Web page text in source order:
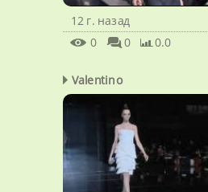
12 г. назад
0
0 0.0
Valentino